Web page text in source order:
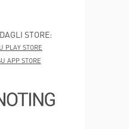
STORE: